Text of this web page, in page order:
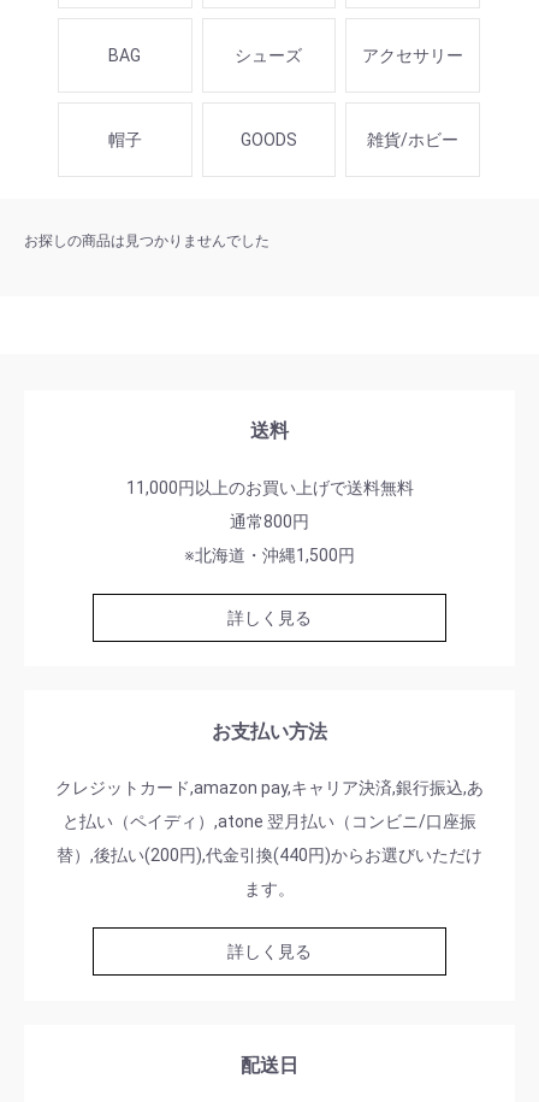
BAG シューズ アクセサリー
帽子 GOODS 雑貨/ホビー
お探しの商品は見つかりませんでした
送料
11,000円以上のお買い上げで送料無料
通常800円
※北海道・沖縄1,500円
詳しく見る
お支払い方法
クレジットカード,amazon pay,キャリア決済,銀行振込,あ
と払い（ペイディ）,atone 翌月払い（コンビニ/口座振
替）,後払い(200円),代金引換(440円)からお選びいただけ
ます。
詳しく見る
配送日